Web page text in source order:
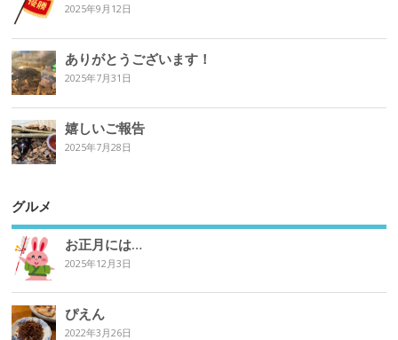
2025年9月12日
ありがとうございます！
2025年7月31日
嬉しいご報告
2025年7月28日
グルメ
お正月には…
2025年12月3日
ぴえん
2022年3月26日